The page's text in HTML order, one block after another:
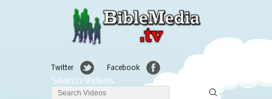
Twitter Facebook
Linkedin
Search Videos